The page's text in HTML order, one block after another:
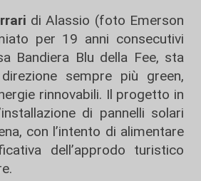
di Alassio (foto Emerson
per 19 anni consecutivi
Bandiera Blu della Fee, sta
sempre più green,
rinnovabili. Il progetto in
di pannelli solari
con l’intento di alimentare
dell’approdo turistico